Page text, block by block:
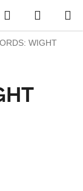
Hledat
KOŠÍK
WIGHT